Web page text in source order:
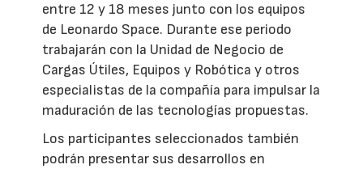
entre 12 y 18 meses junto con los equipos
de Leonardo Space. Durante ese periodo
trabajarán con la Unidad de Negocio de
Cargas Útiles, Equipos y Robótica y otros
especialistas de la compañía para impulsar la
maduración de las tecnologías propuestas.
Los participantes seleccionados también
podrán presentar sus desarrollos en